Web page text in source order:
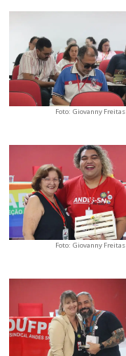
Foto: Giovanny Freitas
Foto: Giovanny Freitas